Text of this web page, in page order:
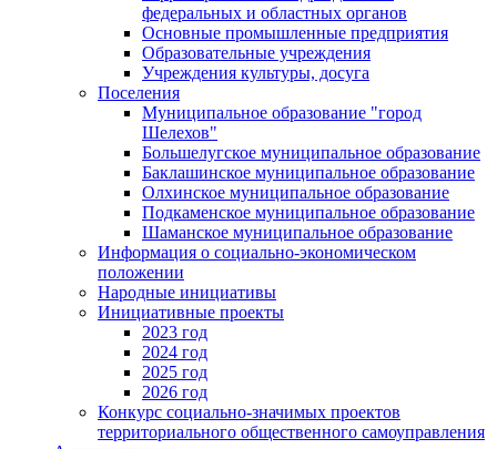
федеральных и областных органов
Основные промышленные предприятия
Образовательные учреждения
Учреждения культуры, досуга
Поселения
Муниципальное образование "город
Шелехов"
Большелугское муниципальное образование
Баклашинское муниципальное образование
Олхинское муниципальное образование
Подкаменское муниципальное образование
Шаманское муниципальное образование
Информация о социально-экономическом
положении
Народные инициативы
Инициативные проекты
2023 год
2024 год
2025 год
2026 год
Конкурс социально-значимых проектов
территориального общественного самоуправления